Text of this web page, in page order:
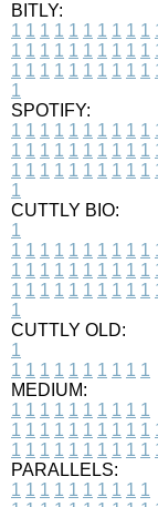
BITLY:
1 1 1 1 1 1 1 1 1 1
1 1 1 1 1 1 1 1 1 1
1 1 1 1 1 1 1 1 1 1
1
SPOTIFY:
1 1 1 1 1 1 1 1 1 1
1 1 1 1 1 1 1 1 1 1
1 1 1 1 1 1 1 1 1 1
1
CUTTLY BIO:
1
1 1 1 1 1 1 1 1 1 1
1 1 1 1 1 1 1 1 1 1
1 1 1 1 1 1 1 1 1 1
1
CUTTLY OLD:
1
1 1 1 1 1 1 1 1 1 1
MEDIUM:
1 1 1 1 1 1 1 1 1 1
1 1 1 1 1 1 1 1 1 1
1 1 1 1 1 1 1 1 1 1
PARALLELS:
1 1 1 1 1 1 1 1 1 1